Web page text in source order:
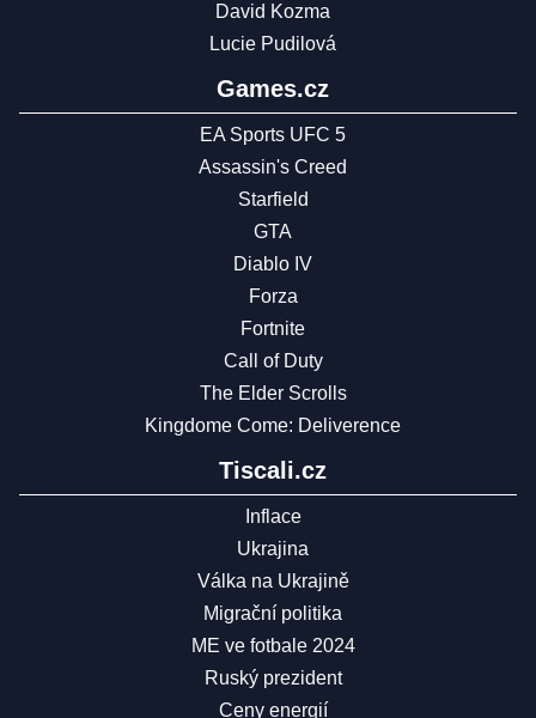
David Kozma
Lucie Pudilová
Games.cz
EA Sports UFC 5
Assassin's Creed
Starfield
GTA
Diablo IV
Forza
Fortnite
Call of Duty
The Elder Scrolls
Kingdome Come: Deliverence
Tiscali.cz
Inflace
Ukrajina
Válka na Ukrajině
Migrační politika
ME ve fotbale 2024
Ruský prezident
Ceny energií